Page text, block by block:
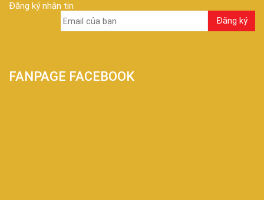
Đăng ký nhận tin
FANPAGE FACEBOOK